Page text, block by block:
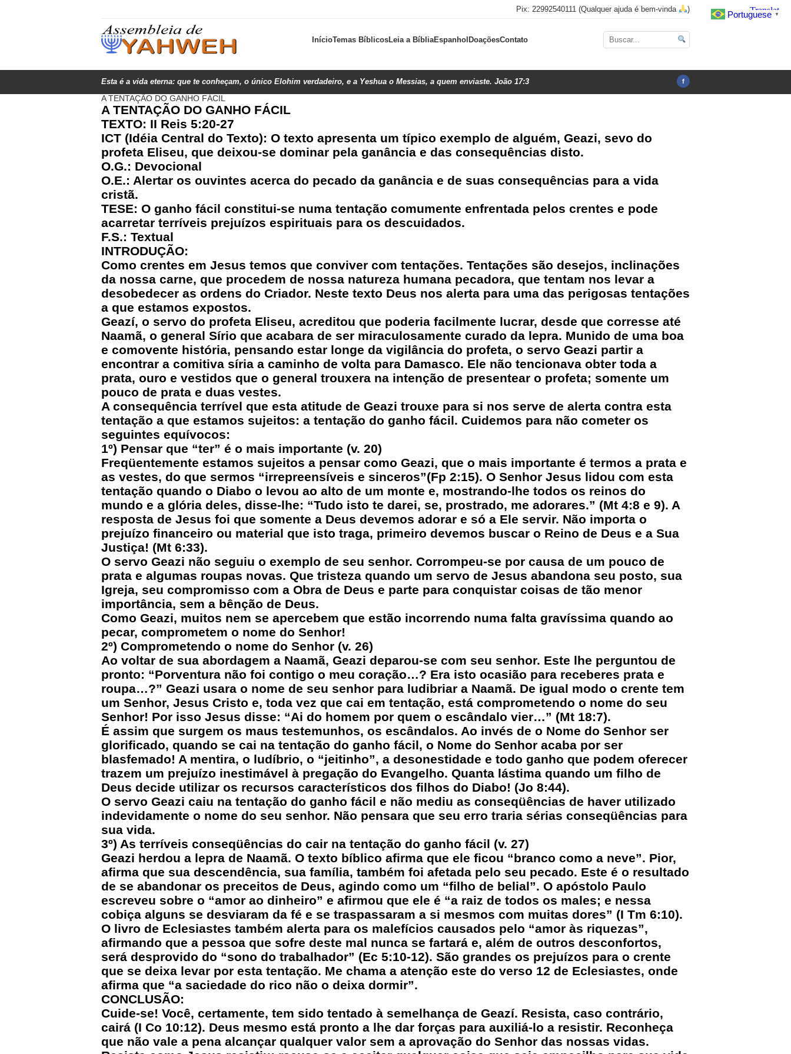
Pix: 22992540111 (Qualquer ajuda é bem-vinda )
InícioTemas BíblicosLeia a BíbliaEspanholDoaçõesContato
Esta é a vida eterna: que te conheçam, o único Elohim verdadeiro, e a Yeshua o Messias, a quem enviaste. João 17:3 f
A TENTAÇÃO DO GANHO FÁCIL
A TENTAÇÃO DO GANHO FÁCIL
TEXTO: II Reis 5:20-27
ICT (Idéia Central do Texto): O texto apresenta um típico exemplo de alguém, Geazi, sevo do
profeta Eliseu, que deixou-se dominar pela ganância e das consequências disto.
O.G.: Devocional
O.E.: Alertar os ouvintes acerca do pecado da ganância e de suas consequências para a vida
cristã.
TESE: O ganho fácil constitui-se numa tentação comumente enfrentada pelos crentes e pode
acarretar terríveis prejuízos espirituais para os descuidados.
F.S.: Textual
INTRODUÇÃO:
Como crentes em Jesus temos que conviver com tentações. Tentações são desejos, inclinações
da nossa carne, que procedem de nossa natureza humana pecadora, que tentam nos levar a
desobedecer as ordens do Criador. Neste texto Deus nos alerta para uma das perigosas tentações
a que estamos expostos.
Geazí, o servo do profeta Eliseu, acreditou que poderia facilmente lucrar, desde que corresse até
Naamã, o general Sírio que acabara de ser miraculosamente curado da lepra. Munido de uma boa
e comovente história, pensando estar longe da vigilância do profeta, o servo Geazi partir a
encontrar a comitiva síria a caminho de volta para Damasco. Ele não tencionava obter toda a
prata, ouro e vestidos que o general trouxera na intenção de presentear o profeta; somente um
pouco de prata e duas vestes.
A consequência terrível que esta atitude de Geazi trouxe para si nos serve de alerta contra esta
tentação a que estamos sujeitos: a tentação do ganho fácil. Cuidemos para não cometer os
seguintes equívocos:
1º) Pensar que “ter” é o mais importante (v. 20)
Freqüentemente estamos sujeitos a pensar como Geazi, que o mais importante é termos a prata e
as vestes, do que sermos “irrepreensíveis e sinceros”(Fp 2:15). O Senhor Jesus lidou com esta
tentação quando o Diabo o levou ao alto de um monte e, mostrando-lhe todos os reinos do
mundo e a glória deles, disse-lhe: “Tudo isto te darei, se, prostrado, me adorares.” (Mt 4:8 e 9). A
resposta de Jesus foi que somente a Deus devemos adorar e só a Ele servir. Não importa o
prejuízo financeiro ou material que isto traga, primeiro devemos buscar o Reino de Deus e a Sua
Justiça! (Mt 6:33).
O servo Geazi não seguiu o exemplo de seu senhor. Corrompeu-se por causa de um pouco de
prata e algumas roupas novas. Que tristeza quando um servo de Jesus abandona seu posto, sua
Igreja, seu compromisso com a Obra de Deus e parte para conquistar coisas de tão menor
importância, sem a bênção de Deus.
Como Geazi, muitos nem se apercebem que estão incorrendo numa falta gravíssima quando ao
pecar, comprometem o nome do Senhor!
2º) Comprometendo o nome do Senhor (v. 26)
Ao voltar de sua abordagem a Naamã, Geazi deparou-se com seu senhor. Este lhe perguntou de
pronto: “Porventura não foi contigo o meu coração…? Era isto ocasião para receberes prata e
roupa…?” Geazi usara o nome de seu senhor para ludibriar a Naamã. De igual modo o crente tem
um Senhor, Jesus Cristo e, toda vez que cai em tentação, está comprometendo o nome do seu
Senhor! Por isso Jesus disse: “Ai do homem por quem o escândalo vier…” (Mt 18:7).
É assim que surgem os maus testemunhos, os escândalos. Ao invés de o Nome do Senhor ser
glorificado, quando se cai na tentação do ganho fácil, o Nome do Senhor acaba por ser
blasfemado! A mentira, o ludíbrio, o “jeitinho”, a desonestidade e todo ganho que podem oferecer
trazem um prejuízo inestimável à pregação do Evangelho. Quanta lástima quando um filho de
Deus decide utilizar os recursos característicos dos filhos do Diabo! (Jo 8:44).
O servo Geazi caiu na tentação do ganho fácil e não mediu as conseqüências de haver utilizado
indevidamente o nome do seu senhor. Não pensara que seu erro traria sérias conseqüências para
sua vida.
3º) As terríveis conseqüências do cair na tentação do ganho fácil (v. 27)
Geazi herdou a lepra de Naamã. O texto bíblico afirma que ele ficou “branco como a neve”. Pior,
afirma que sua descendência, sua família, também foi afetada pelo seu pecado. Este é o resultado
de se abandonar os preceitos de Deus, agindo como um “filho de belial”. O apóstolo Paulo
escreveu sobre o “amor ao dinheiro” e afirmou que ele é “a raiz de todos os males; e nessa
cobiça alguns se desviaram da fé e se traspassaram a si mesmos com muitas dores” (I Tm 6:10).
O livro de Eclesiastes também alerta para os malefícios causados pelo “amor às riquezas”,
afirmando que a pessoa que sofre deste mal nunca se fartará e, além de outros desconfortos,
será desprovido do “sono do trabalhador” (Ec 5:10-12). São grandes os prejuízos para o crente
que se deixa levar por esta tentação. Me chama a atenção este do verso 12 de Eclesiastes, onde
afirma que “a saciedade do rico não o deixa dormir”.
CONCLUSÃO:
Cuide-se! Você, certamente, tem sido tentado à semelhança de Geazí. Resista, caso contrário,
cairá (I Co 10:12). Deus mesmo está pronto a lhe dar forças para auxiliá-lo a resistir. Reconheça
que não vale a pena alcançar qualquer valor sem a aprovação do Senhor das nossas vidas.
Portuguese ▼